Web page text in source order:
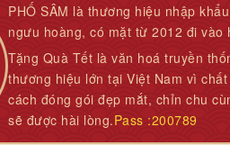
PHỐ SÂM là thương hiệu nhập
ngưu hoàng, có mặt từ 2012 đi vào
Tặng Quà Tết là văn hoá truyền
thương hiệu lớn tại Việt Nam vì
cách đóng gói đẹp mắt, chỉn chu
sẽ được hài lòng.Pass :200789